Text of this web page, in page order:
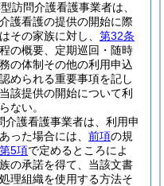
訪問介護看護事業者は、
護看護の提供の開始に際
その家族に対し、 第32条
の概要、定期巡回・随時
の体制その他の利用申込
められる重要事項を記し
該提供の開始について利
ない。
護看護事業者は、利用申
った場合には、 前項の規
第5項で定めるところによ
の承諾を得て、当該文書
理組織を使用する方法そ